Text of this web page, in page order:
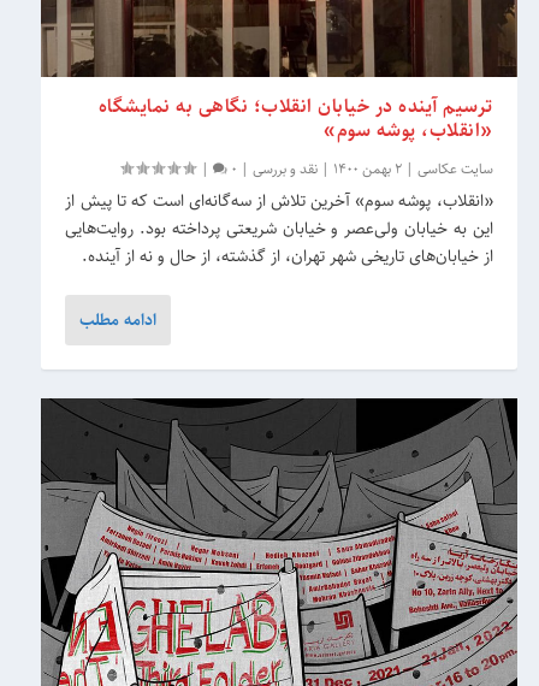
ترسیم آینده در خیابان انقلاب؛ نگاهی به نمایشگاه
«انقلاب، پوشه سوم»
سایت عکاسی |2 بهمن 1400 |نقد و بررسی |
0
|
«انقلاب، پوشه سوم» آخرین تلاش از سه‌گانه‌ای است که تا پیش از
این به خیابان ولی‌عصر و خیابان شریعتی پرداخته بود. روایت‌هایی
از خیابان‌های تاریخی شهر تهران، از گذشته، از حال و نه از آینده.
ادامه مطلب